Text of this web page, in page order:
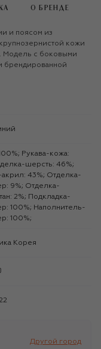
О БРЕНДЕ
и поясом из
кожи
Модель с боковыми
брендированной
шерсть: 46%;
43%; Отделка-
9%; Отделка-
2%; Подкладка-
100%; Наполнитель-
100%;
Корея
Другой город